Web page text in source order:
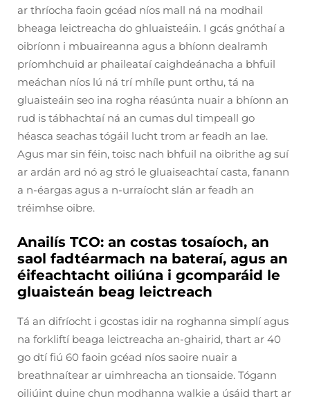
ar thríocha faoin gcéad níos mall ná na modhail
bheaga leictreacha do ghluaisteáin. I gcás gnóthaí a
oibríonn i mbuaireanna agus a bhíonn dealramh
príomhchuid ar phaileataí caighdeánacha a bhfuil
meáchan níos lú ná trí mhíle punt orthu, tá na
gluaisteáin seo ina rogha réasúnta nuair a bhíonn an
rud is tábhachtaí ná an cumas dul timpeall go
héasca seachas tógáil lucht trom ar feadh an lae.
Agus mar sin féin, toisc nach bhfuil na oibrithe ag suí
ar ardán ard nó ag stró le gluaiseachtaí casta, fanann
a n-éargas agus a n-urraíocht slán ar feadh an
tréimhse oibre.
Anailís TCO: an costas tosaíoch, an
saol fadtéarmach na bateraí, agus an
éifeachtacht oiliúna i gcomparáid le
gluaisteán beag leictreach
Tá an difríocht i gcostas idir na roghanna simplí agus
na forkliftí beaga leictreacha an-ghairid, thart ar 40
go dtí fiú 60 faoin gcéad níos saoire nuair a
breathnaítear ar uimhreacha an tionsaide. Tógann
oiliúint duine chun modhanna walkie a úsáid thart ar